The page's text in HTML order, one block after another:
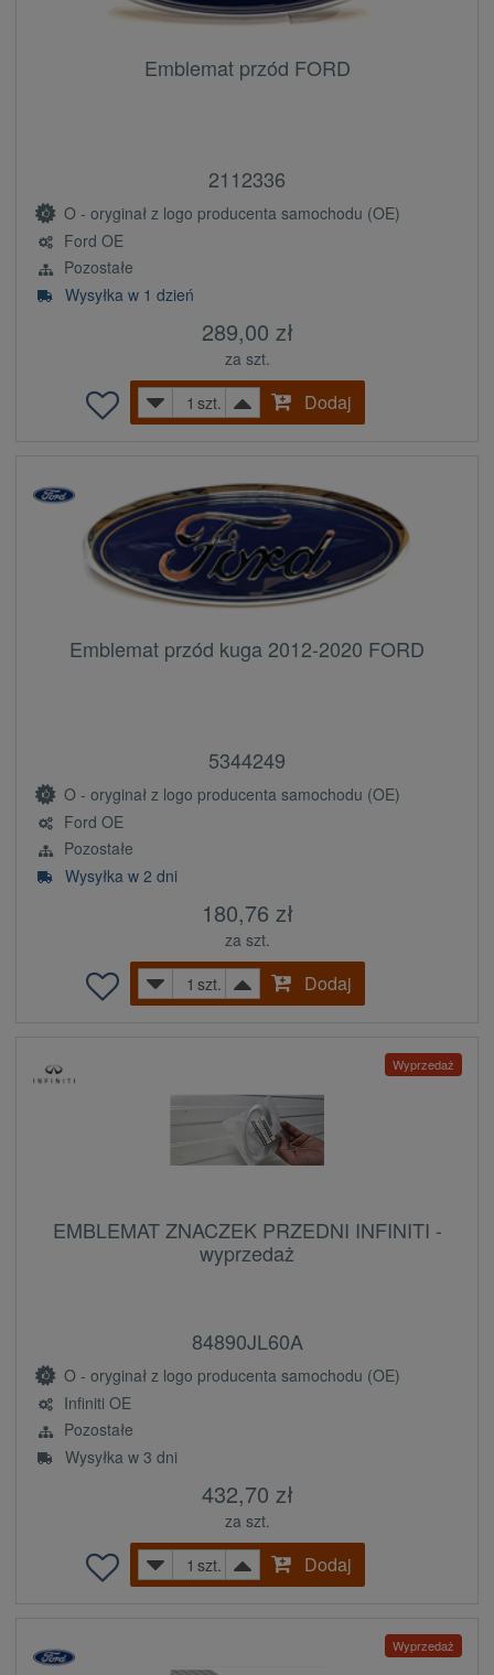
Emblemat przód FORD
2112336
O - oryginał z logo producenta samochodu (OE)
Ford OE
Pozostałe
Wysyłka w 1 dzień
289,00 zł
za szt.
szt.
Dodaj
Emblemat przód kuga 2012-2020 FORD
5344249
O - oryginał z logo producenta samochodu (OE)
Ford OE
Pozostałe
Wysyłka w 2 dni
180,76 zł
za szt.
szt.
Dodaj
Wyprzedaż
EMBLEMAT ZNACZEK PRZEDNI INFINITI -
wyprzedaż
84890JL60A
O - oryginał z logo producenta samochodu (OE)
Infiniti OE
Pozostałe
Wysyłka w 3 dni
432,70 zł
za szt.
szt.
Dodaj
Wyprzedaż